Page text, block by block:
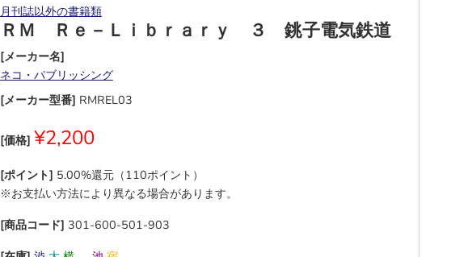
月刊誌以外の書籍類
ＲＭ Ｒｅ－Ｌｉｂｒａｒｙ ３ 銚子電気鉄道
[メーカー名]
ネコ・パブリッシング
[メーカー型番] RMREL03
[価格] ¥2,200
[ポイント] 5.00%還元（110ポイント）
※お支払い方法により異なる場合があります。
[商品コード] 301-600-501-903